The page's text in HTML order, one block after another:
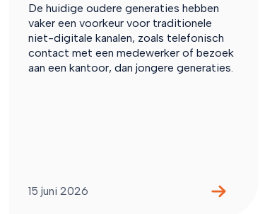
De huidige oudere generaties hebben
vaker een voorkeur voor traditionele
niet-digitale kanalen, zoals telefonisch
contact met een medewerker of bezoek
aan een kantoor, dan jongere generaties.
15 juni 2026